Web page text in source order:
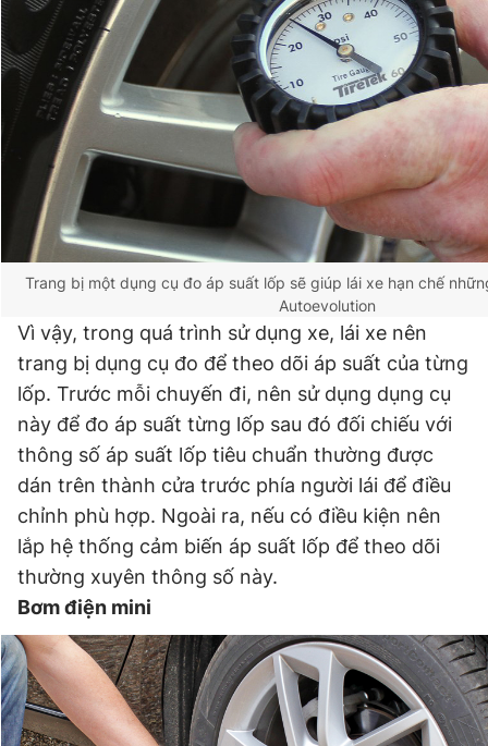
Trang bị một dụng cụ đo áp suất lốp sẽ giúp lái xe hạn chế
Autoevolution
Vì vậy, trong quá trình sử dụng xe, lái xe nên
trang bị dụng cụ đo để theo dõi áp suất của từng
lốp. Trước mỗi chuyến đi, nên sử dụng dụng cụ
này để đo áp suất từng lốp sau đó đối chiếu với
thông số áp suất lốp tiêu chuẩn thường được
dán trên thành cửa trước phía người lái để điều
chỉnh phù hợp. Ngoài ra, nếu có điều kiện nên
lắp hệ thống cảm biến áp suất lốp để theo dõi
thường xuyên thông số này.
Bơm điện mini